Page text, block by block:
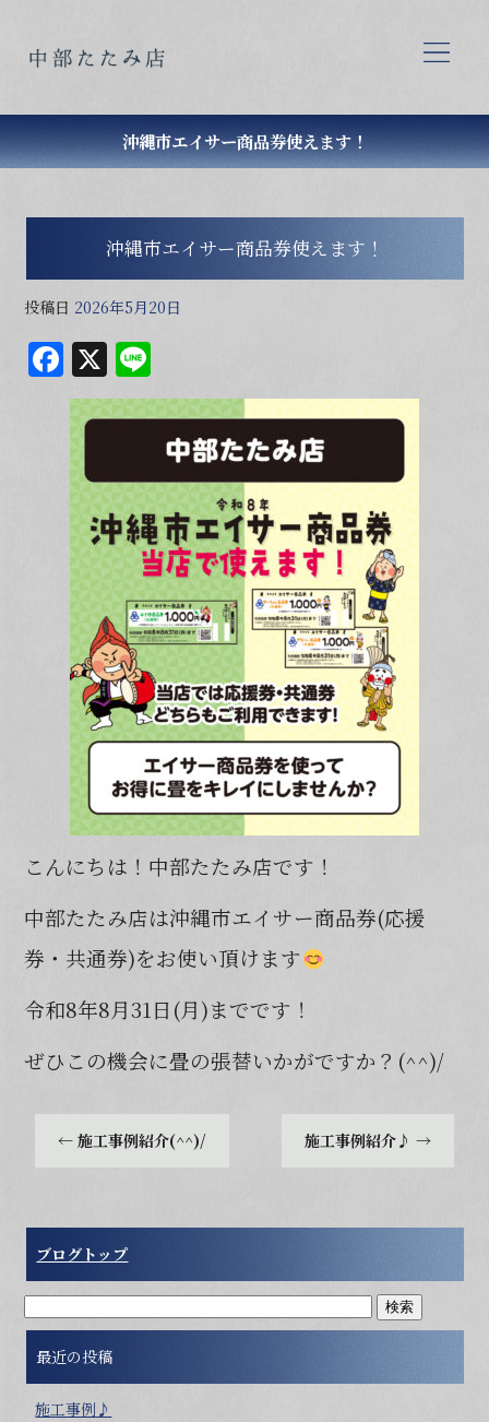
沖縄市エイサー商品券使えます！
沖縄市エイサー商品券使えます！
投稿日 2026年5月20日
F
a
c
e
b
o
o
k
X
n
e
こんにちは！中部たたみ店です！
中部たたみ店は沖縄市エイサー商品券(応援
券・共通券)をお使い頂けます
令和8年8月31日(月)までです！
ぜひこの機会に畳の張替いかがですか？(^^)/
← 施工事例紹介(^^)/ 施工事例紹介♪ →
ブログトップ
最近の投稿
施工事例♪